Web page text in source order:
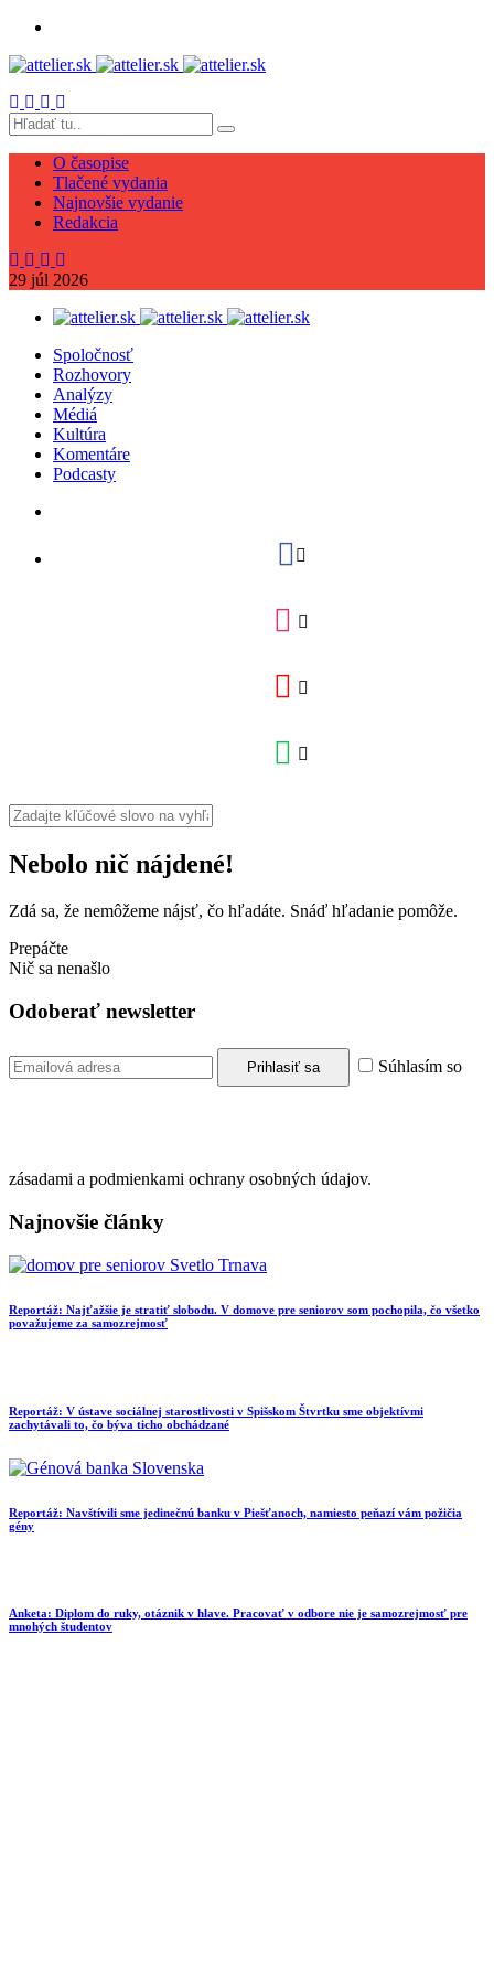
O časopise
Tlačené vydania
Najnovšie vydanie
Redakcia
29 júl 2026
Spoločnosť
Rozhovory
Analýzy
Médiá
Kultúra
Komentáre
Podcasty
Nebolo nič nájdené!
Zdá sa, že nemôžeme nájsť, čo hľadáte. Snáď hľadanie pomôže.
Prepáčte
Nič sa nenašlo
Odoberať newsletter
Súhlasím so
zásadami a podmienkami ochrany osobných údajov.
Najnovšie články
Reportáž: Najťažšie je stratiť slobodu. V domove pre seniorov som pochopila, čo všetko
považujeme za samozrejmosť
Reportáž: V ústave sociálnej starostlivosti v Spišskom Štvrtku sme objektívmi
zachytávali to, čo býva ticho obchádzané
Reportáž: Navštívili sme jedinečnú banku v Piešťanoch, namiesto peňazí vám požičia
gény
Anketa: Diplom do ruky, otáznik v hlave. Pracovať v odbore nie je samozrejmosť pre
mnohých študentov